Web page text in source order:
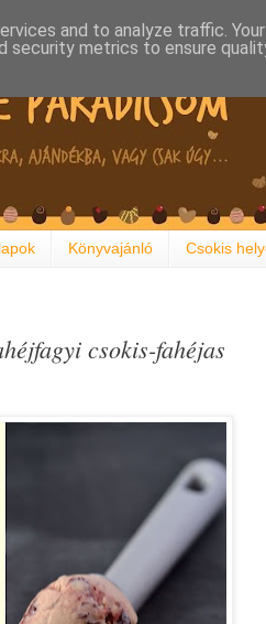
Könyvajánló Csokis
csokis-fahéjas
and to analyze traffic.
security metrics to ensure